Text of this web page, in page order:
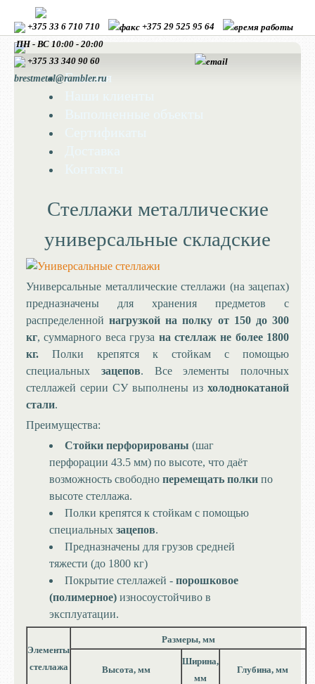
+375 33 6 710 710
+375 29 525 95 64
ПН - ВС 10:00 - 20:00
+375 33 340 90 60
brestmetal@rambler.ru
Главная
Стеллажи металлические
универсальные складские
Универсальные металлические стеллажи (на зацепах)
предназначены для хранения предметов с
распределеннойнагрузкой на полку от 150 до 300
кг, суммарного веса груза на стеллаж не более 1800
кг. Полки крепятся к стойкам с помощью
специальных зацепов. Все элементы полочных
стеллажей серии СУ выполнены из холоднокатаной
стали.
Преимущества:
Стойки перфорированы (шаг
перфорации 43.5 мм) по высоте, что даёт
возможность свободно перемещать полки по
высоте стеллажа.
Полки крепятся к стойкам с помощью
специальных зацепов.
Предназначены для грузов средней
тяжести (до 1800 кг)
Покрытие стеллажей - порошковое
(полимерное) износоустойчиво в
эксплуатации.
Элементы
стеллажа
Размеры, мм
Высота, мм
Ширина,
мм
Глубина, мм